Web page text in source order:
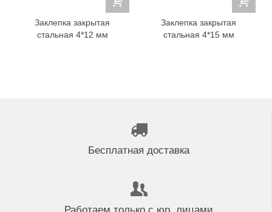
Заклепка закрытая
стальная 4*12 мм
Заклепка закрытая
стальная 4*15 мм
Бесплатная доставка
Работаем только с юр. лицами